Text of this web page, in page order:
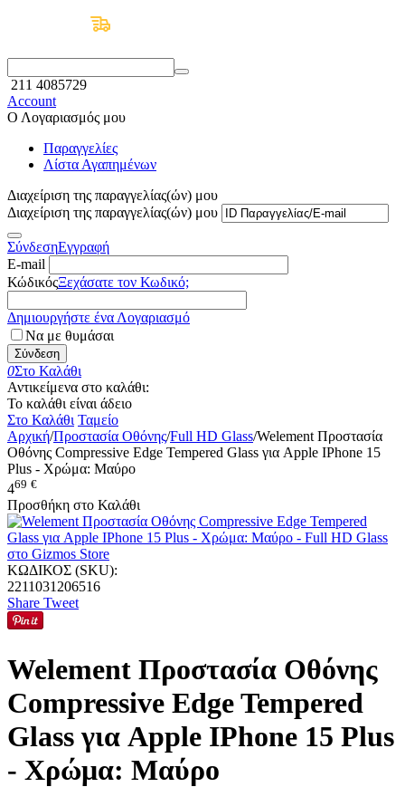
211 4085729
Account
Ο Λογαριασμός μου
Παραγγελίες
Λίστα Αγαπημένων
Διαχείριση της παραγγελίας(ών) μου
Διαχείριση της παραγγελίας(ών) μου
ΣύνδεσηΕγγραφή
E-mail
ΚώδικόςΞεχάσατε τον Κωδικό;
Δημιουργήστε ένα Λογαριασμό
Να με θυμάσαι
Σύνδεση
0Στο Καλάθι
Αντικείμενα στο καλάθι:
Το καλάθι είναι άδειο
Στο Καλάθι Ταμείο
Αρχική/Προστασία Οθόνης/Full HD Glass/Welement Προστασία
Οθόνης Compressive Edge Tempered Glass για Apple IPhone 15
Plus - Χρώμα: Μαύρο
469 €
Προσθήκη στο Καλάθι
ΚΩΔΙΚΟΣ (SKU):
2211031206516
Share Tweet
Welement Προστασία Οθόνης
Compressive Edge Tempered
Glass για Apple IPhone 15 Plus
- Χρώμα: Μαύρο